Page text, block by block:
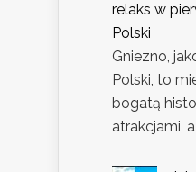
relaks w
Polski
Gniezno,
Polski, to
bogatą
atrakcjami,